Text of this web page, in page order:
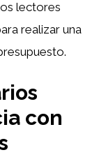
lectores
realizar una
con